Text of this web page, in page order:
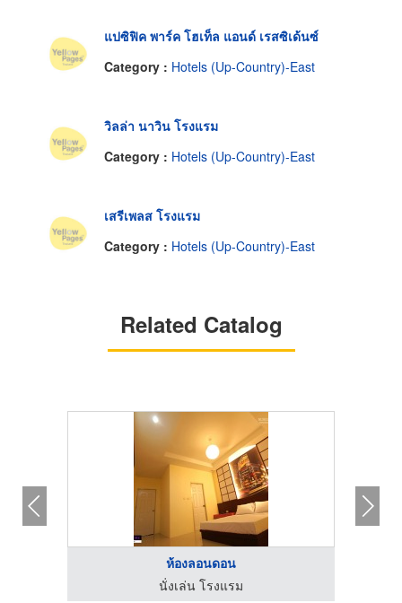
แปซิฟิค พาร์ค โฮเท็ล แอนด์ เรสซิเด้นซ์
Category : Hotels (Up-Country)-East
วิลล่า นาวิน โรงแรม
Category : Hotels (Up-Country)-East
เสรีเพลส โรงแรม
Category : Hotels (Up-Country)-East
Related Catalog
ห้องลอนดอน
นั่งเล่น โรงแรม